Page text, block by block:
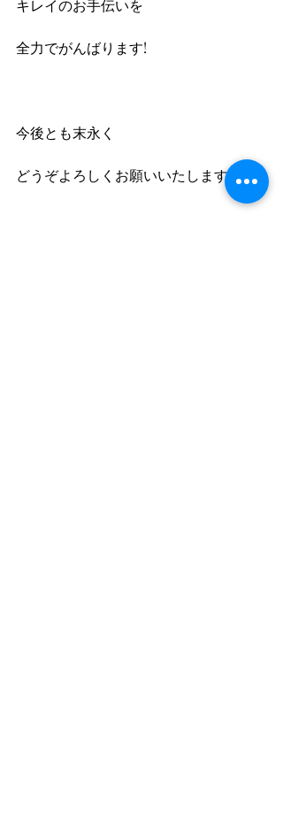
キレイのお手伝いを
全力でがんばります!
今後とも末永く
どうぞよろしくお願いいたします!